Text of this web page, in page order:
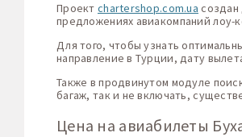
Проект chartershop.com.ua создан
предложениях авиакомпаний лоу-
Для того, чтобы узнать
направление в Турции, дату
Также в продвинутом модуле
багаж, так и не включать,
Цена на авиабилеты